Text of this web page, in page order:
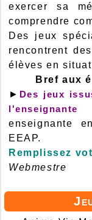
exercer sa
comprendre
Des jeux
rencontrent
élèves en
Bref aux
► Des jeux
l'enseignante
enseignante
EEAP.
Remplissez
Webmestre